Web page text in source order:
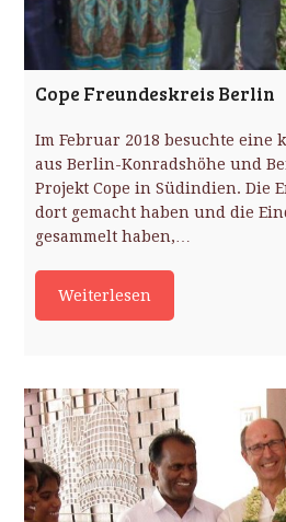
Cope Freundeskreis Berlin
Im Februar 2018 besuchte eine
aus Berlin-Konradshöhe und
Projekt Cope in Südindien. Die
dort gemacht haben und die
gesammelt haben,…
Weiterlesen